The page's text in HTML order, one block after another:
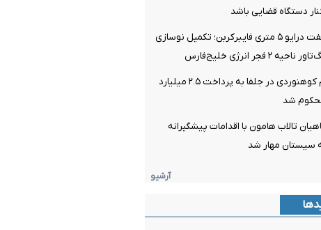
دستگاه قضایی باشد
بومی‌سازی شفت درایو ۵ متری فایبرکربن؛ تکمیل نوسازی
فجر انرژی خلیج‌فارس
قاچاقچی لوازم کوهنوردی در جلفا به پرداخت ۲.۵ میلیارد
شد
تالاب هامون با اقدامات پیشگیرانه
سیستان مهار شد
آرشیو